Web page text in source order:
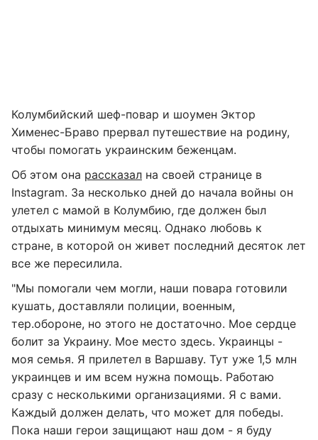
Колумбийский шеф-повар и шоумен Эктор
Хименес-Браво прервал путешествие на родину,
чтобы помогать украинским беженцам.
Об этом она рассказал на своей странице в
Instagram. За несколько дней до начала войны он
улетел с мамой в Колумбию, где должен был
отдыхать минимум месяц. Однако любовь к
стране, в которой он живет последний десяток лет
все же пересилила.
"Мы помогали чем могли, наши повара готовили
кушать, доставляли полиции, военным,
тер.обороне, но этого не достаточно. Мое сердце
болит за Украину. Мое место здесь. Украинцы -
моя семья. Я прилетел в Варшаву. Тут уже 1,5 млн
украинцев и им всем нужна помощь. Работаю
сразу с несколькими организациями. Я с вами.
Каждый должен делать, что может для победы.
Пока наши герои защищают наш дом - я буду